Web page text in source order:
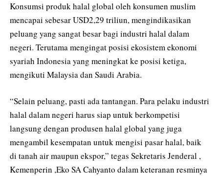
Konsumsi produk halal global oleh konsumen muslim
mencapai sebesar USD2,29 triliun, mengindikasikan
peluang yang sangat besar bagi industri halal dalam
negeri. Terutama mengingat posisi ekosistem ekonomi
syariah Indonesia yang meningkat ke posisi ketiga,
mengikuti Malaysia dan Saudi Arabia.
“Selain peluang, pasti ada tantangan. Para pelaku industri
halal dalam negeri harus siap untuk berkompetisi
langsung dengan produsen halal global yang juga
mengambil kesempatan untuk mengisi pasar halal, baik
di tanah air maupun ekspor,” tegas Sekretaris Jenderal ,
Kemenperin ,Eko SA Cahyanto dalam keteranan resminya